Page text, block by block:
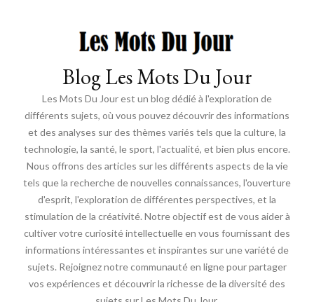
Blog Les Mots Du Jour
Les Mots Du Jour est un blog dédié à l'exploration de
différents sujets, où vous pouvez découvrir des informations
et des analyses sur des thèmes variés tels que la culture, la
technologie, la santé, le sport, l'actualité, et bien plus encore.
Nous offrons des articles sur les différents aspects de la vie
tels que la recherche de nouvelles connaissances, l'ouverture
d'esprit, l'exploration de différentes perspectives, et la
stimulation de la créativité. Notre objectif est de vous aider à
cultiver votre curiosité intellectuelle en vous fournissant des
informations intéressantes et inspirantes sur une variété de
sujets. Rejoignez notre communauté en ligne pour partager
vos expériences et découvrir la richesse de la diversité des